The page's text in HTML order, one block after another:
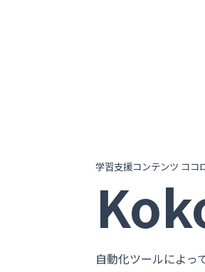
学習支援コンテンツ ココ
自動化ツールによっ